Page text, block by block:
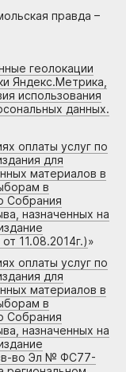
правда –
геолокации
Яндекс.Метрика,
использования
данных.
оплаты услуг по
для
материалов в
в
Собрания
назначенных на
11.08.2014г.)»
оплаты услуг по
для
материалов в
в
Собрания
назначенных на
во Эл № ФС77-